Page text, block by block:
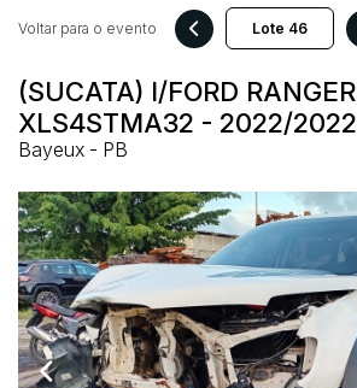
(SUCATA) I/FORD RANGER
XLS4STMA32 - 2022/2022
Bayeux - PB
Voltar para o evento